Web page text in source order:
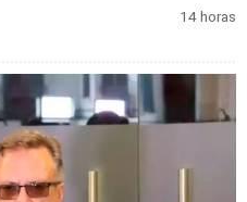
14 horas